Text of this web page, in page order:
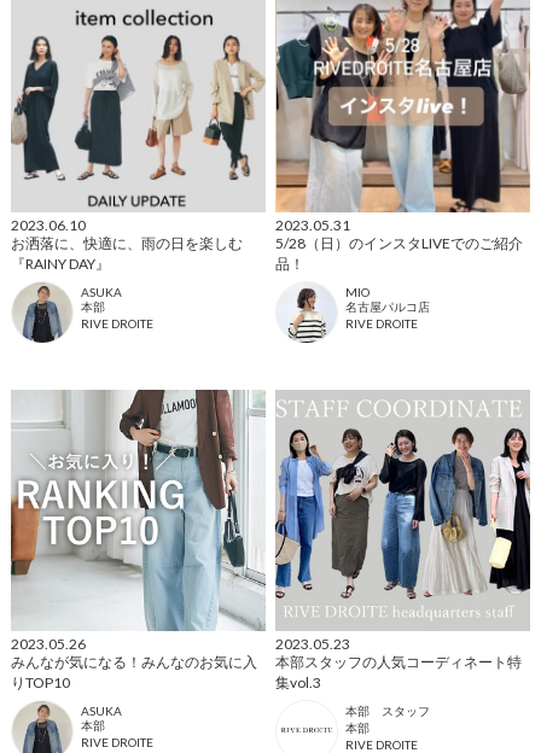
2023.06.10
お洒落に、快適に、雨の日を楽しむ
『RAINY DAY』
ASUKA
本部
RIVE DROITE
2023.05.31
5/28（日）のインスタLIVEでのご紹介
品！
MIO
名古屋パルコ店
RIVE DROITE
2023.05.26
みんなが気になる！みんなのお気に入
りTOP10
ASUKA
本部
RIVE DROITE
2023.05.23
本部スタッフの人気コーディネート特
集vol.3
本部 スタッフ
本部
RIVE DROITE